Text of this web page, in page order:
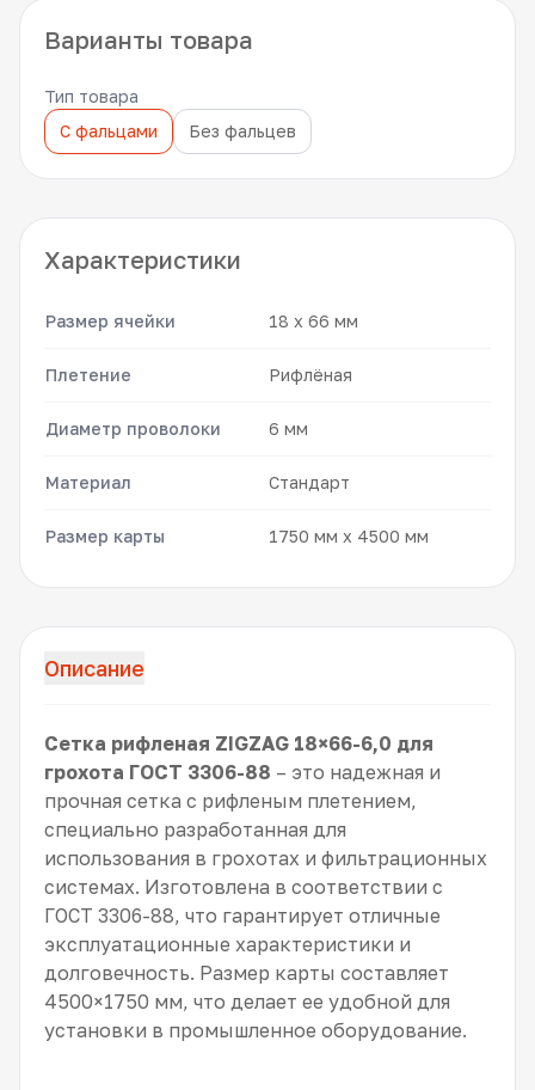
Варианты товара
Тип товара
С фальцами
Без фальцев
Характеристики
Размер ячейки 18 x 66 мм
Плетение Рифлёная
Диаметр проволоки 6 мм
Материал Стандарт
Размер карты 1750 мм x 4500 мм
Описание
Сетка рифленая ZIGZAG 18×66-6,0 для
грохота ГОСТ 3306-88 – это надежная и
прочная сетка с рифленым плетением,
специально разработанная для
использования в грохотах и фильтрационных
системах. Изготовлена в соответствии с
ГОСТ 3306-88, что гарантирует отличные
эксплуатационные характеристики и
долговечность. Размер карты составляет
4500×1750 мм, что делает ее удобной для
установки в промышленное оборудование.